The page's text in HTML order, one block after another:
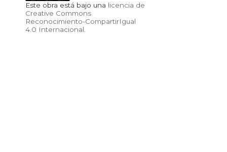
Este obra está bajo una licencia de
Creative Commons
Reconocimiento-CompartirIgual
4.0 Internacional